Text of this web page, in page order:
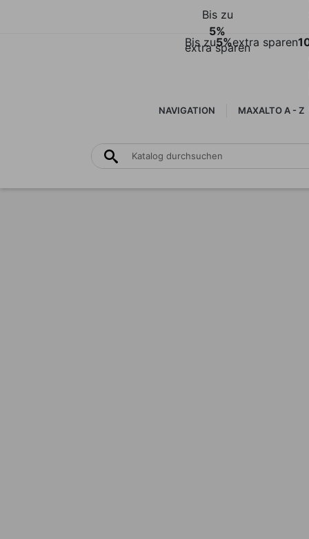
Bis zu5%extra sparen
Bis zu
5%
extra sparen
NAVIGATION MAXALTO A - Z